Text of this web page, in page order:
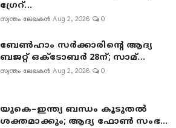
ഗ്രേറ്...
സ്വന്തം ലേഖകൻ Aug 2, 2026 0
ബേൺഹാം സർക്കാരിന്റെ ആദ്യ
ബജറ്റ് ഒക്ടോബർ 28ന്; സാമ്...
സ്വന്തം ലേഖകൻ Aug 2, 2026 0
യുകെ–ഇന്ത്യ ബന്ധം കൂടുതൽ
ശക്തമാക്കും; ആദ്യ ഫോൺ സംഭ...